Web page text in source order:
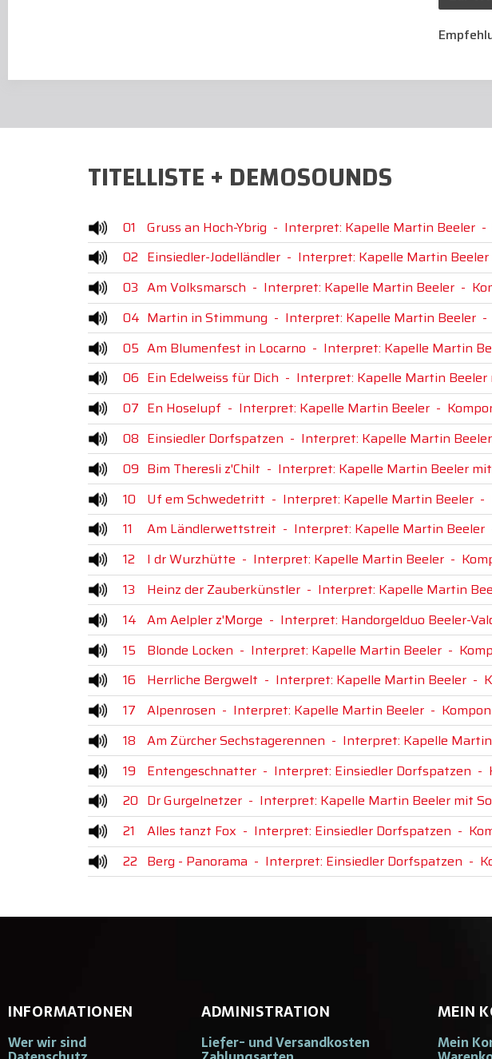
TITELLISTE + DEMOSOUNDS
01 Gruss an Hoch-Ybrig - Interpret: Kapelle Martin Beeler-
02 Einsiedler-Jodelländler- Interpret: Kapelle Martin Beeler
03 Am Volksmarsch - Interpret: Kapelle Martin Beeler-
04 Martin in Stimmung - Interpret: Kapelle Martin Beeler-
05 Am Blumenfest in Locarno - Interpret: Kapelle Martin
06 Ein Edelweiss für Dich - Interpret: Kapelle Martin Beeler
07 En Hoselupf - Interpret: Kapelle Martin Beeler-
08 Einsiedler Dorfspatzen - Interpret: Kapelle Martin Beeler
09 Bim Theresli z'Chilt - Interpret: Kapelle Martin Beeler
10
Uf em Schwedetritt - Interpret: Kapelle Martin Beeler-
11
Am Ländlerwettstreit - Interpret: Kapelle Martin Beeler
12
I dr Wurzhütte - Interpret: Kapelle Martin Beeler-
13
Heinz der Zauberkünstler- Interpret: Kapelle Martin
14 Am Aelpler z'Morge - Interpret: Handorgelduo Beeler-
15
Blonde Locken - Interpret: Kapelle Martin Beeler-
16
Herrliche Bergwelt - Interpret: Kapelle Martin Beeler-
17 Alpenrosen - Interpret: Kapelle Martin Beeler-
18 Am Zürcher Sechstagerennen - Interpret: Kapelle
19
Entengeschnatter- Interpret: Einsiedler Dorfspatzen -
20 Dr Gurgelnetzer- Interpret: Kapelle Martin Beeler mit
21
Alles tanzt Fox - Interpret: Einsiedler Dorfspatzen -
22 Berg - Panorama - Interpret: Einsiedler Dorfspatzen -
INFORMATIONEN
Wer wir sind
ADMINISTRATION
Liefer- und Versandkosten
MEIN
Mein